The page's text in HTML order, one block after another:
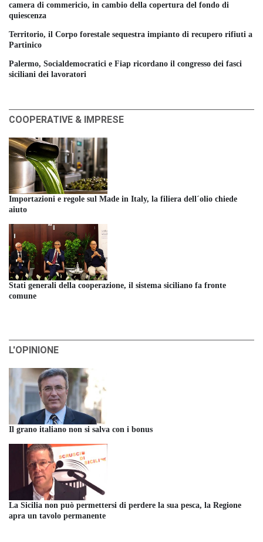
camera di commericio, in cambio della copertura del fondo di
quiescenza
Territorio, il Corpo forestale sequestra impianto di recupero rifiuti a
Partinico
Palermo, Socialdemocratici e Fiap ricordano il congresso dei fasci
siciliani dei lavoratori
COOPERATIVE & IMPRESE
Importazioni e regole sul Made in Italy, la filiera dell´olio chiede
aiuto
Stati generali della cooperazione, il sistema siciliano fa fronte
comune
L'OPINIONE
Il grano italiano non si salva con i bonus
La Sicilia non può permettersi di perdere la sua pesca, la Regione
apra un tavolo permanente